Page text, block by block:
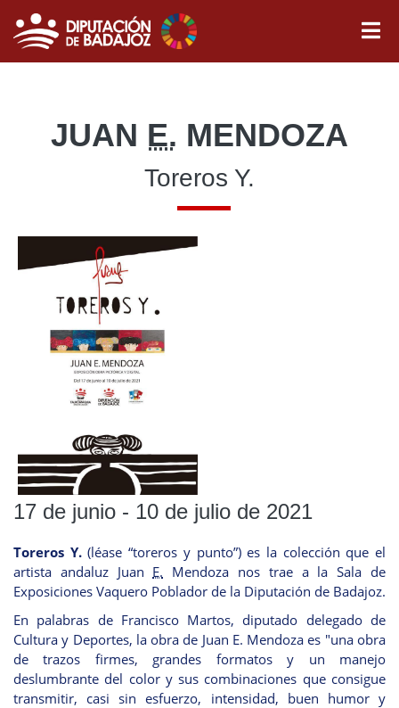
JUAN E. MENDOZA
Toreros Y.
17 de junio - 10 de julio de 2021
Toreros Y.(léase “toreros y punto”) es la colección que el
artista andaluz Juan E. Mendoza nos trae a la Sala de
Exposiciones Vaquero Poblador de la Diputación de Badajoz.
En palabras de Francisco Martos, diputado delegado de
Cultura y Deportes, la obra de Juan E. Mendoza es "una obra
de trazos firmes, grandes formatos y un manejo
deslumbrante del color y sus combinaciones que consigue
transmitir, casi sin esfuerzo, intensidad, buen humor y